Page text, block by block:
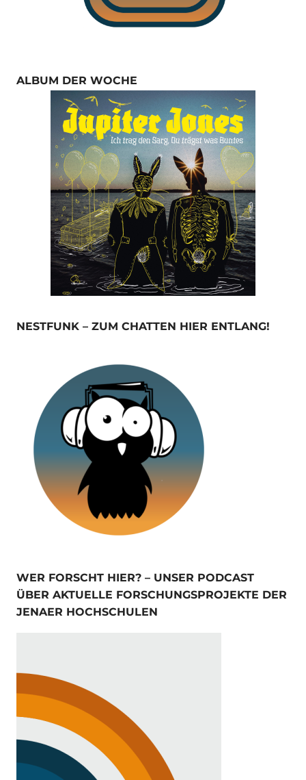
ALBUM DER WOCHE
NESTFUNK – ZUM CHATTEN HIER ENTLANG!
WER FORSCHT HIER? – UNSER PODCAST
ÜBER AKTUELLE FORSCHUNGSPROJEKTE DER
JENAER HOCHSCHULEN